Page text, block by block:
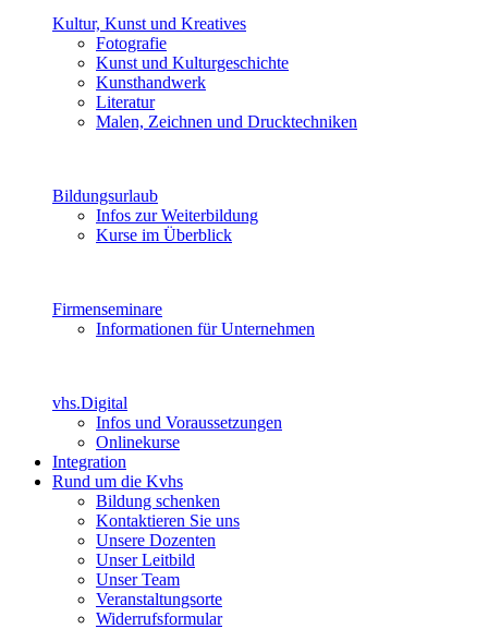
Kultur, Kunst und Kreatives
Fotografie
Kunst und Kulturgeschichte
Kunsthandwerk
Literatur
Malen, Zeichnen und Drucktechniken
Bildungsurlaub
Infos zur Weiterbildung
Kurse im Überblick
Firmenseminare
Informationen für Unternehmen
vhs.Digital
Infos und Voraussetzungen
Onlinekurse
Integration
Rund um die Kvhs
Bildung schenken
Kontaktieren Sie uns
Unsere Dozenten
Unser Leitbild
Unser Team
Veranstaltungsorte
Widerrufsformular